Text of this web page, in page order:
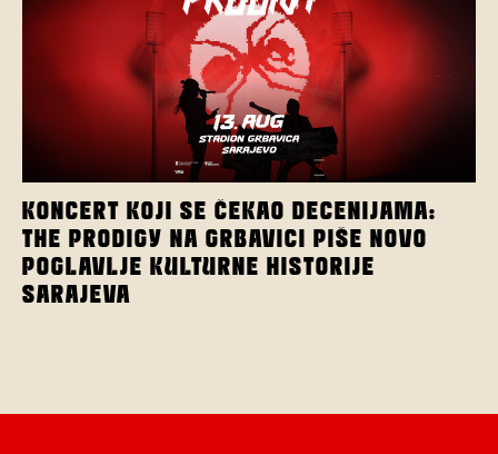
KONCERT KOJI SE ČEKAO DECENIJAMA:
THE PRODIGY NA GRBAVICI PIŠE NOVO
POGLAVLJE KULTURNE HISTORIJE
SARAJEVA